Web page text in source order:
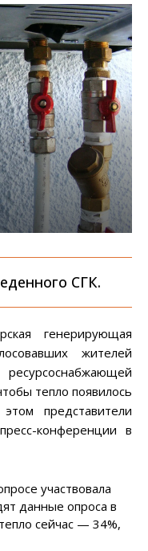
СГК.
генерирующая
жителей
тепло появилось
представители
конференции в
участвовала
данные опроса в
сейчас — 34%,